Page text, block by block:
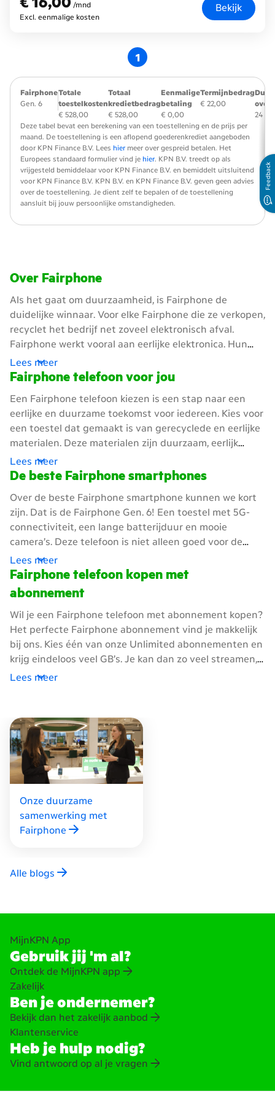
/mnd
Excl. eenmalige kosten
Bekijk
1
Fairphone
Gen. 6
Totale
toestelkosten
€ 528,00
Totaal
kredietbedrag
€ 528,00
Eenmalige
betaling
€ 0,00
Termijnbedrag
€ 22,00
Duur
24
Deze tabel bevat een berekening van een toestellening en de prijs per
maand. De toestellening is een aflopend goederenkrediet aangeboden
door KPN Finance B.V. Lees hier meer over gespreid betalen. Het
Europees standaard formulier vind je hier. KPN B.V. treedt op als
vrijgesteld bemiddelaar voor KPN Finance B.V. en bemiddelt uitsluitend
voor KPN Finance B.V. KPN B.V. en KPN Finance B.V. geven geen advies
over de toestellening. Je dient zelf te bepalen of de toestellening
aansluit bij jouw persoonlijke omstandigheden.
Over Fairphone
Als het gaat om duurzaamheid, is Fairphone de
duidelijke winnaar. Voor elke Fairphone die ze verkopen,
recyclet het bedrijf net zoveel elektronisch afval.
Fairphone werkt vooral aan eerlijke elektronica. Hun
missie is om de smartphone-industrie te veranderen
en de productie van telefoons eerlijk te maken. Ze
voor hun werknemers. Fairphone wil een nieuwe
standaard zetten voor de hele industrie. Koop je een
nieuwe Fairphone telefoon, dan steun je een bedrijf
dat zich inzet voor mens en milieu.
Lees meer
Fairphone telefoon voor jou
Een Fairphone telefoon kiezen is een stap naar een
eerlijke en duurzame toekomst voor iedereen. Kies voor
een toestel dat gemaakt is van gerecyclede en eerlijke
materialen. Deze materialen zijn duurzaam, eerlijk
verkregen en komen niet uit gebieden met conflicten.
Met een Fairphone mobiele telefoon maak je altijd een
Lees meer
De beste Fairphone smartphones
Over de beste Fairphone smartphone kunnen we kort
zijn. Dat is de Fairphone Gen. 6! Een toestel met 5G-
connectiviteit, een lange batterijduur en mooie
camera’s. Deze telefoon is niet alleen goed voor de
wereld, maar ook betaalbaar.
Lees meer
Fairphone telefoon kopen met
abonnement
Wil je een Fairphone telefoon met abonnement kopen?
Het perfecte Fairphone abonnement vind je makkelijk
bij ons. Kies één van onze Unlimited abonnementen en
krijg eindeloos veel GB’s. Je kan dan zo veel streamen,
films kijken en onderweg werken als je wil, zonder je
goed voor jou. Gebruik je de Fairphone mobiel vooral
om te bellen en ben je meestal verbonden met wifi?
Dan past ons 0 GB abonnement bij jou. Ben je bijna
door je data heen? Je mag 1 keer per maand van
abonnement wisselen, omhoog of omlaag. Wonen er
abonnement? Dan kunnen jullie MB’s delen. Dat is
makkelijk en voordelig. Een Fairphone kopen is bij ons
altijd leuk en eenvoudig.
Lees meer
Onze duurzame
samenwerking met
Fairphone
Alle blogs
Zakelijk
Ben je ondernemer?
Bekijk dan het zakelijk aanbod
Klantenservice
Heb je hulp nodig?
Vind antwoord op al je vragen
MijnKPN App
Gebruik jij 'm al?
Ontdek de MijnKPN app
Feedback